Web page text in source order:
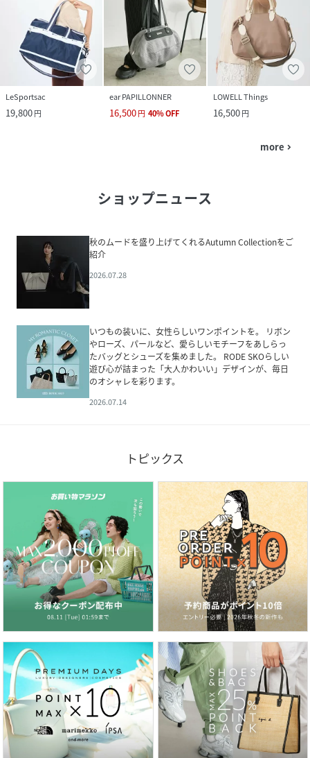
LeSportsac
19,800円
ear PAPILLONNER
16,500円 40%OFF
LOWELL Things
16,500円
more navigate_next
ショップニュース
秋のムードを盛り上げてくれるAutumn Collectionをご
紹介
2026.07.28
いつもの装いに、女性らしいワンポイントを。 リボン
やローズ、パールなど、愛らしいモチーフをあしらっ
たバッグとシューズを集めました。 RODE SKOらしい
遊び心が詰まった「大人かわいい」デザインが、毎日
のオシャレを彩ります。
2026.07.14
トピックス